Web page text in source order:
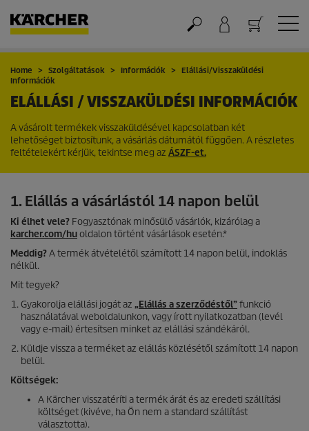
Kosár
Home Szolgáltatások Információk
Elállási/Visszaküldési
Információk
ELÁLLÁSI / VISSZAKÜLDÉSI INFORMÁCIÓK
A vásárolt termékek visszaküldésével kapcsolatban két
lehetőséget biztosítunk, a vásárlás dátumától függően. A részletes
feltételekért kérjük, tekintse meg az ÁSZF-et.
1. Elállás a vásárlástól 14 napon belül
Ki élhet vele? Fogyasztónak minősülő vásárlók, kizárólag a
karcher.com/huoldalon történt vásárlások esetén.*
Meddig?A termék átvételétől számított 14 napon belül, indoklás
nélkül.
Mit tegyek?
Gyakorolja elállási jogát az „Elállás a szerződéstől”funkció
használatával weboldalunkon, vagy írott nyilatkozatban (levél
vagy e-mail) értesítsen minket az elállási szándékáról.
Küldje vissza a terméket az elállás közlésétől számított 14 napon
belül.
Költségek:
A Kärcher visszatéríti a termék árát és az eredeti szállítási
költséget (kivéve, ha Ön nem a standard szállítást
választotta).